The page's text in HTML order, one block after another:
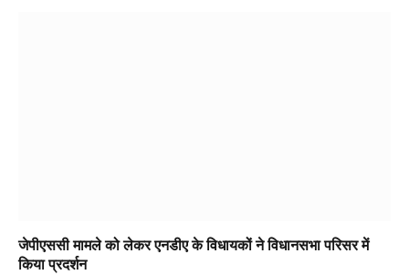
जेपीएससी मामले को लेकर एनडीए के विधायकों ने विधानसभा परिसर में
किया प्रदर्शन